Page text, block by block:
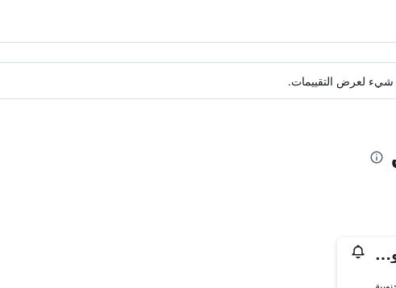
شيء لعرض التقييمات.
دونجهاي مانجسانغ هايوريوم بينشن